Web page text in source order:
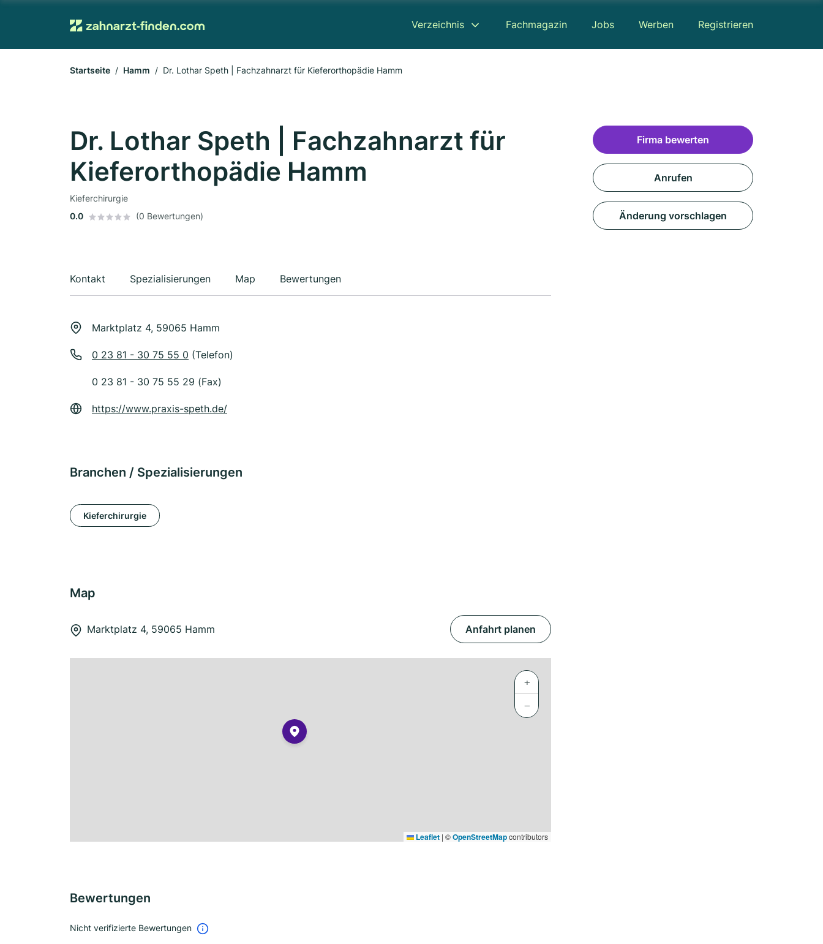
Verzeichnis Fachmagazin Jobs Werben Registrieren
Startseite Hamm Dr. Lothar Speth | Fachzahnarzt für Kieferorthopädie Hamm
Dr. Lothar Speth | Fachzahnarzt für
Kieferorthopädie Hamm
Kieferchirurgie
0.0
(0 Bewertungen)
Kontakt Spezialisierungen Map Bewertungen
Marktplatz 4, 59065 Hamm
0 23 81 - 30 75 55 0 (Telefon)
0 23 81 - 30 75 55 29 (Fax)
https://www.praxis-speth.de/
Branchen / Spezialisierungen
Kieferchirurgie
Map
Marktplatz 4, 59065 Hamm Anfahrt planen
+
−
Leaflet | ©OpenStreetMapcontributors
Bewertungen
Nicht verifizierte Bewertungen
Firma bewerten
Anrufen
Änderung vorschlagen